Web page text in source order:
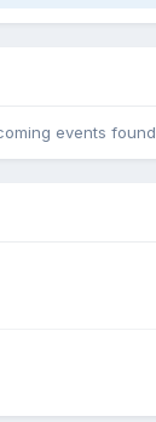
events found